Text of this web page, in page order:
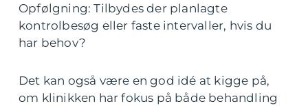
Opfølgning: Tilbydes der planlagte
kontrolbesøg eller faste intervaller, hvis du
har behov?
Det kan også være en god idé at kigge på,
om klinikken har fokus på både behandling